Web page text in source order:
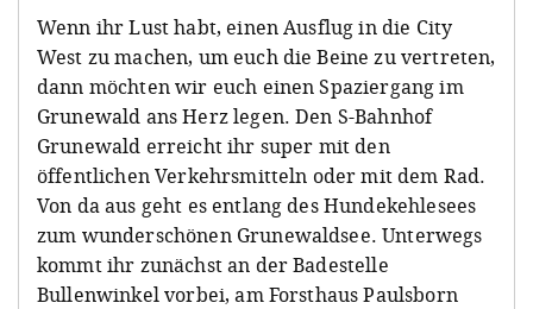
Wenn ihr Lust habt, einen Ausflug in die City
West zu machen, um euch die Beine zu vertreten,
dann möchten wir euch einen Spaziergang im
Grunewald ans Herz legen. Den S-Bahnhof
Grunewald erreicht ihr super mit den
öffentlichen Verkehrsmitteln oder mit dem Rad.
Von da aus geht es entlang desHundekehlesees
zum wunderschönen Grunewaldsee. Unterwegs
kommt ihr zunächst an der Badestelle
Bullenwinkel vorbei, amForsthaus Paulsborn